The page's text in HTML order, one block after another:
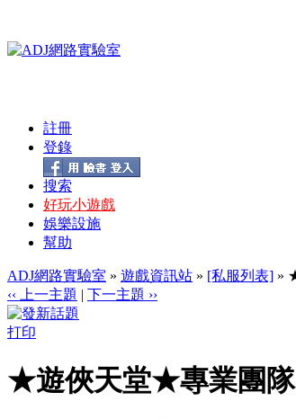
註冊
登錄
搜索
好玩小遊戲
娛樂設施
幫助
ADJ網路實驗室 » 遊戲資訊站 » [私服列表] »
‹‹ 上一主題 | 下一主題 ››
打印
★遊俠天堂★專業團隊